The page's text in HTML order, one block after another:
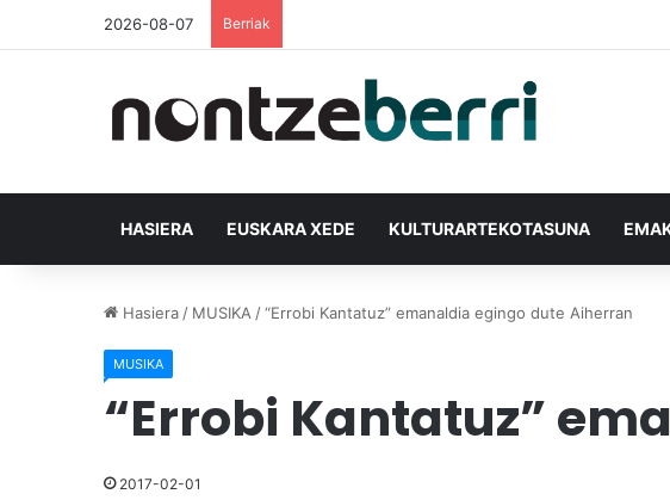
2026-08-07 Berriak
HASIERA EUSKARA XEDE KULTURARTEKOTASUNA
Hasiera / MUSIKA /“Errobi Kantatuz” emanaldia egingo dute Aiherran
MUSIKA
“Errobi Kantatuz”
2017-02-01